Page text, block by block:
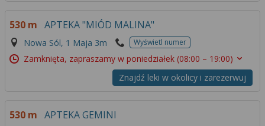
530 m APTEKA "MIÓD MALINA"
Nowa Sól, 1 Maja 3m Wyświetl numer
Zamknięta, zapraszamy w poniedziałek (08:00 – 19:00)
Znajdź leki w okolicy i zarezerwuj
530 m APTEKA GEMINI